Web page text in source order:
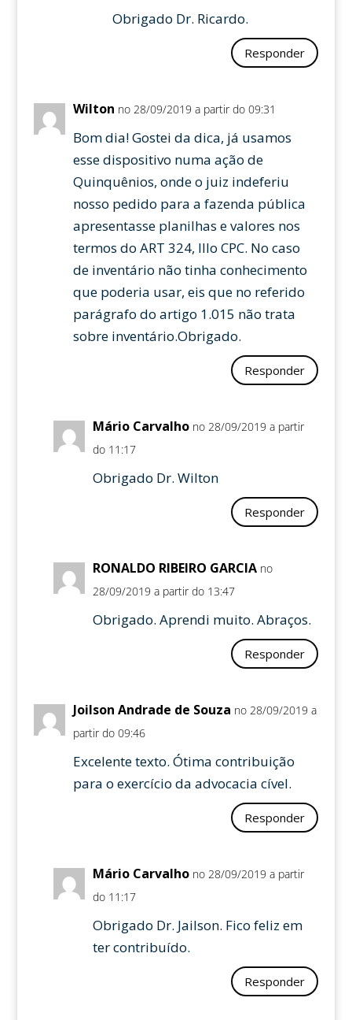
Obrigado Dr. Ricardo.
Responder
Wilton no 28/09/2019 a partir do 09:31
Bom dia! Gostei da dica, já usamos
esse dispositivo numa ação de
Quinquênios, onde o juiz indeferiu
nosso pedido para a fazenda pública
apresentasse planilhas e valores nos
termos do ART 324, IIIo CPC. No caso
de inventário não tinha conhecimento
que poderia usar, eis que no referido
parágrafo do artigo 1.015 não trata
sobre inventário.Obrigado.
Responder
Mário Carvalho no 28/09/2019 a partir
do 11:17
Obrigado Dr. Wilton
Responder
RONALDO RIBEIRO GARCIA no
28/09/2019 a partir do 13:47
Obrigado. Aprendi muito. Abraços.
Responder
Joilson Andrade de Souza no 28/09/2019 a
partir do 09:46
Excelente texto. Ótima contribuição
para o exercício da advocacia cível.
Responder
Mário Carvalho no 28/09/2019 a partir
do 11:17
Obrigado Dr. Jailson. Fico feliz em
ter contribuído.
Responder